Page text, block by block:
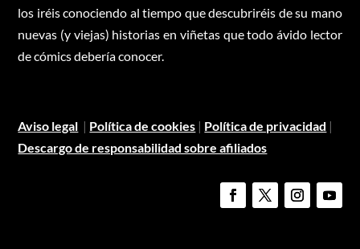
los iréis conociendo al tiempo que descubriréis de su mano
nuevas (y viejas) historias en viñetas que todo ávido lector
de cómics debería conocer.
Aviso legal | Política de cookies | Política de privacidad |
Descargo de responsabilidad sobre afiliados